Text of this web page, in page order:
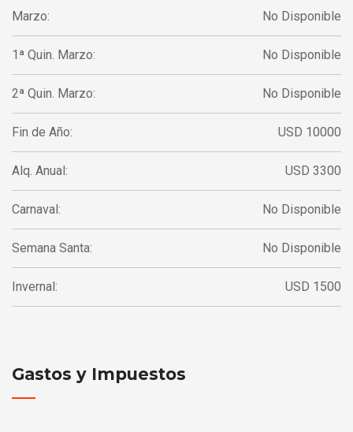
Marzo: No Disponible
1ª Quin. Marzo: No Disponible
2ª Quin. Marzo: No Disponible
Fin de Año: USD 10000
Alq. Anual: USD 3300
Carnaval: No Disponible
Semana Santa: No Disponible
Invernal: USD 1500
Gastos y Impuestos